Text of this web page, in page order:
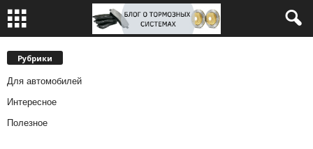
Рубрики
Для автомобилей
Интересное
Полезное